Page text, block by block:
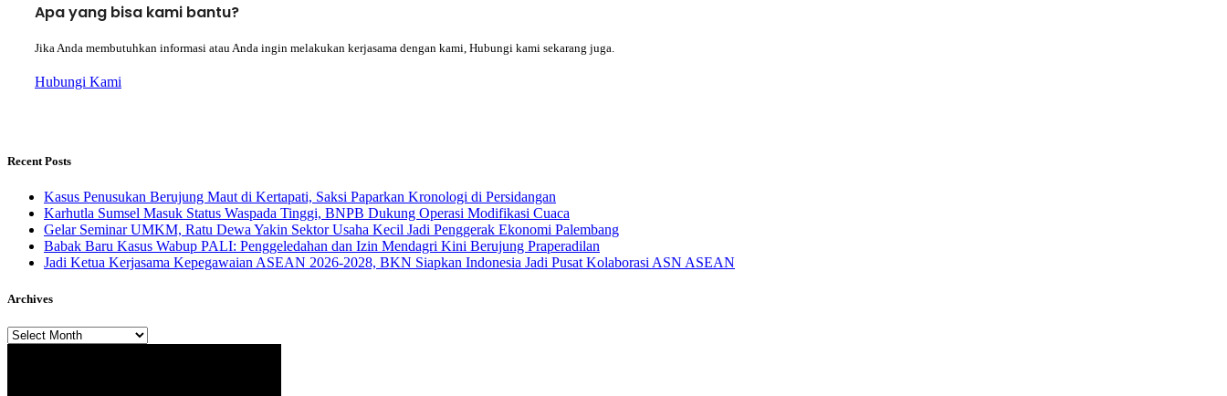
Apa yang bisa kami bantu?
Jika Anda membutuhkan informasi atau Anda ingin melakukan kerjasama dengan kami, Hubungi kami sekarang juga.
Hubungi Kami
Recent Posts
Kasus Penusukan Berujung Maut di Kertapati, Saksi Paparkan Kronologi di Persidangan
Karhutla Sumsel Masuk Status Waspada Tinggi, BNPB Dukung Operasi Modifikasi Cuaca
Gelar Seminar UMKM, Ratu Dewa Yakin Sektor Usaha Kecil Jadi Penggerak Ekonomi Palembang
Babak Baru Kasus Wabup PALI: Penggeledahan dan Izin Mendagri Kini Berujung Praperadilan
Jadi Ketua Kerjasama Kepegawaian ASEAN 2026-2028, BKN Siapkan Indonesia Jadi Pusat Kolaborasi ASN ASEAN
Archives
Archives